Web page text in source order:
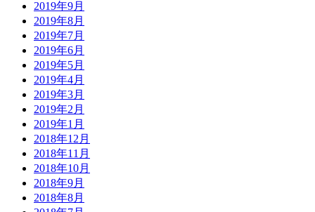
2019年9月
2019年8月
2019年7月
2019年6月
2019年5月
2019年4月
2019年3月
2019年2月
2019年1月
2018年12月
2018年11月
2018年10月
2018年9月
2018年8月